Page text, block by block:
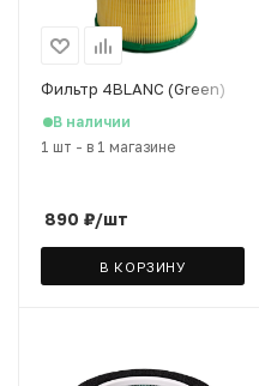
Фильтр 4BLANC (Green)
В наличии
1 шт - в 1 магазине
890 ₽/шт
В КОРЗИНУ